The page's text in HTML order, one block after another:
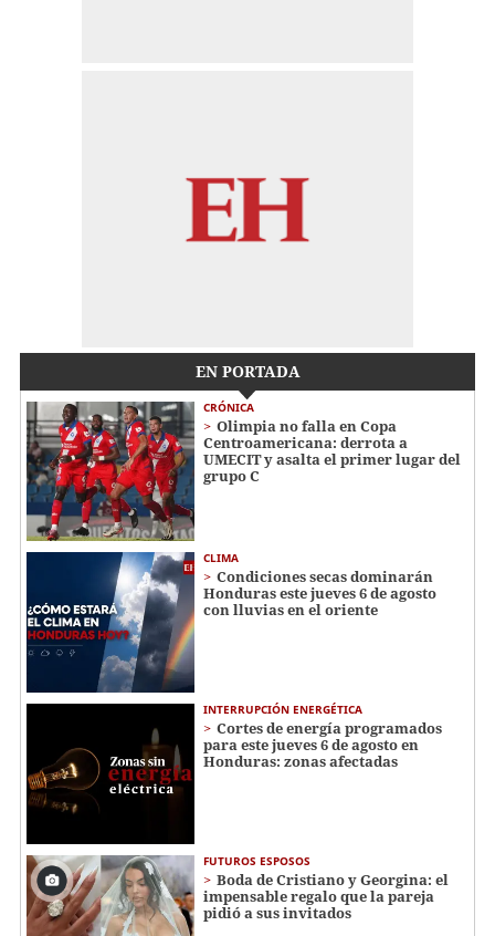
EN PORTADA
CRÓNICA
Olimpia no falla en Copa
Centroamericana: derrota a
UMECIT y asalta el primer lugar del
grupo C
CLIMA
Condiciones secas dominarán
Honduras este jueves 6 de agosto
con lluvias en el oriente
INTERRUPCIÓN ENERGÉTICA
Cortes de energía programados
para este jueves 6 de agosto en
Honduras: zonas afectadas
FUTUROS ESPOSOS
Boda de Cristiano y Georgina: el
impensable regalo que la pareja
pidió a sus invitados